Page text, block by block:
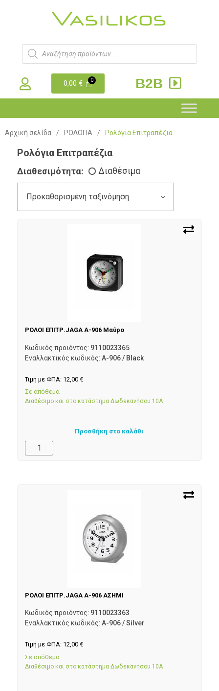
0,00€ B2B
Αρχική σελίδα / ΡΟΛΟΓΙΑ / Ρολόγια Επιτραπέζια
Ρολόγια Επιτραπέζια
Διαθεσιμότητα: Διαθέσιμα
ΡΟΛΟΙ ΕΠΙΤΡ.JAGA A-906 Μαύρο
Κωδικός προϊόντος: 9110023365
Εναλλακτικός κωδικός: A-906 / Black
Τιμή με ΦΠΑ: 12,00 €
Σε απόθεμα
Διαθέσιμο και στο κατάστημα Δωδεκανήσου 10Α
Προσθήκη στο καλάθι
ΡΟΛΟΙ ΕΠΙΤΡ.JAGA A-906 ΑΣΗΜΙ
Κωδικός προϊόντος: 9110023363
Εναλλακτικός κωδικός: A-906 / Silver
Τιμή με ΦΠΑ: 12,00 €
Σε απόθεμα
Διαθέσιμο και στο κατάστημα Δωδεκανήσου 10Α